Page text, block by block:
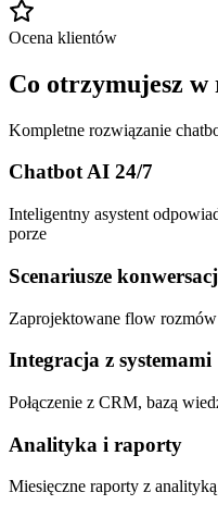
Ocena klientów
Co otrzymujesz w
Kompletne rozwiązanie
Chatbot AI 24/7
Inteligentny asystent
porze
Scenariusze
Zaprojektowane flow
Integracja z systemami
Połączenie z CRM, bazą
Analityka i raporty
Miesięczne raporty z